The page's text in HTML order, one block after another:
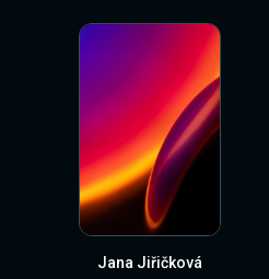
Jana Jiřičková